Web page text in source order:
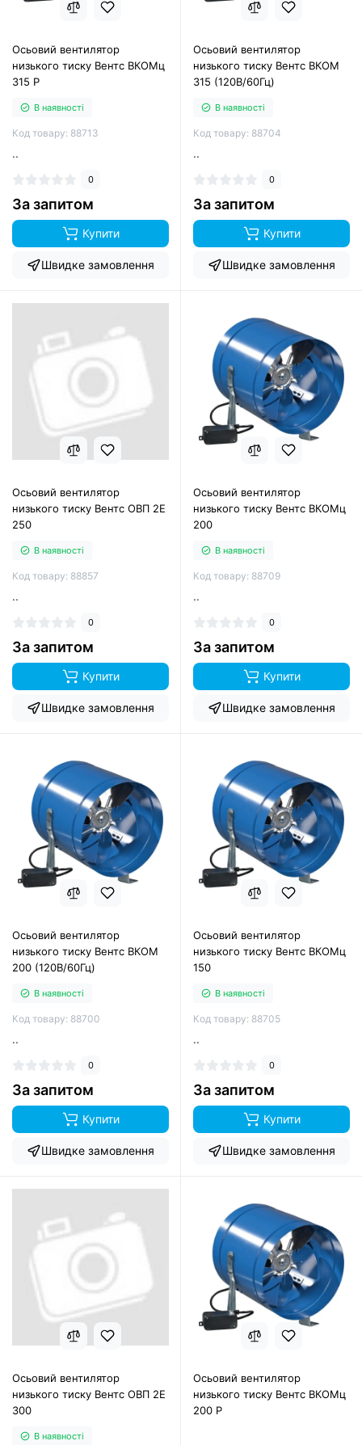
Осьовий вентилятор
низького тиску Вентс ВКОМц
315 Р
В наявності
Код товару: 88713
..
0
За запитом
Купити
Швидке замовлення
Осьовий вентилятор
низького тиску Вентс ВКОМ
315 (120В/60Гц)
В наявності
Код товару: 88704
..
0
За запитом
Купити
Швидке замовлення
Осьовий вентилятор
низького тиску Вентс ОВП 2Е
250
В наявності
Код товару: 88857
..
0
За запитом
Купити
Швидке замовлення
Осьовий вентилятор
низького тиску Вентс ВКОМц
200
В наявності
Код товару: 88709
..
0
За запитом
Купити
Швидке замовлення
Осьовий вентилятор
низького тиску Вентс ВКОМ
200 (120В/60Гц)
В наявності
Код товару: 88700
..
0
За запитом
Купити
Швидке замовлення
Осьовий вентилятор
низького тиску Вентс ВКОМц
150
В наявності
Код товару: 88705
..
0
За запитом
Купити
Швидке замовлення
Осьовий вентилятор
низького тиску Вентс ОВП 2Е
300
В наявності
Осьовий вентилятор
низького тиску Вентс ВКОМц
200 Р